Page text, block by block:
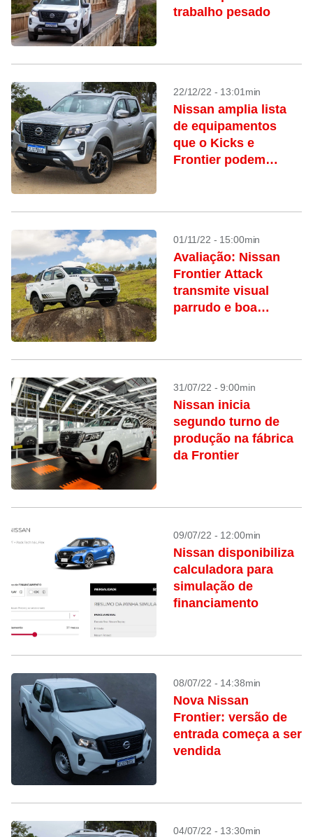
trabalho pesado
22/12/22 - 13:01min
Nissan amplia lista
de equipamentos
que o Kicks e
Frontier podem
01/11/22 - 15:00min
Avaliação: Nissan
Frontier Attack
transmite visual
parrudo e boa
31/07/22 - 9:00min
Nissan inicia
segundo turno de
produção na fábrica
da Frontier
09/07/22 - 12:00min
Nissan disponibiliza
calculadora para
simulação de
financiamento
08/07/22 - 14:38min
Nova Nissan
Frontier: versão de
entrada começa a ser
vendida
04/07/22 - 13:30min